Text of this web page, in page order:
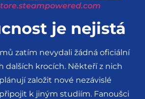
je nejistá
zatím nevydali žádná oficiální
dalších krocích. Někteří z nich
založit nové nezávislé
k jiným studiím. Fanoušci